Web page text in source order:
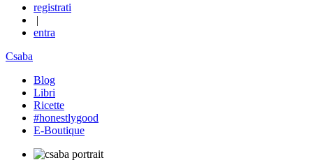
registrati
|
entra
Csaba
Blog
Libri
Ricette
#honestlygood
E-Boutique